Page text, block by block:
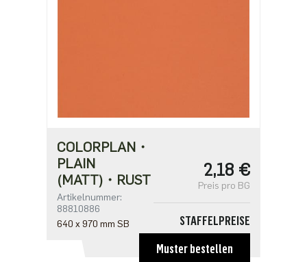
COLORPLAN・
PLAIN
(MATT)・RUST
Artikelnummer:
88810886
640 x 970 mm SB
2,18 €
Preis pro BG
STAFFELPREISE
2,18 €
Muster bestellen